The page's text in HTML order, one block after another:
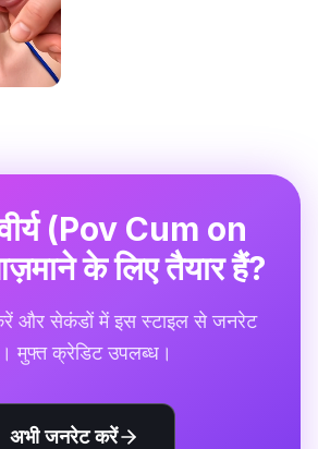
(Pov Cum on
के लिए तैयार हैं?
और सेकंडों में इस स्टाइल से जनरेट
मुफ्त क्रेडिट उपलब्ध।
अभी जनरेट करें